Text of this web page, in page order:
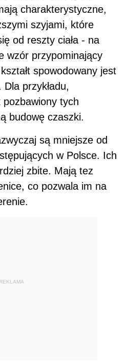
charakterystyczne,
szyjami, które
od reszty ciała - na
wzór przypominający
spowodowany jest
przykładu,
tych
budowę czaszki.
są mniejsze od
w Polsce. Ich
zbite. Mają tez
co pozwala im na
REKLAMA